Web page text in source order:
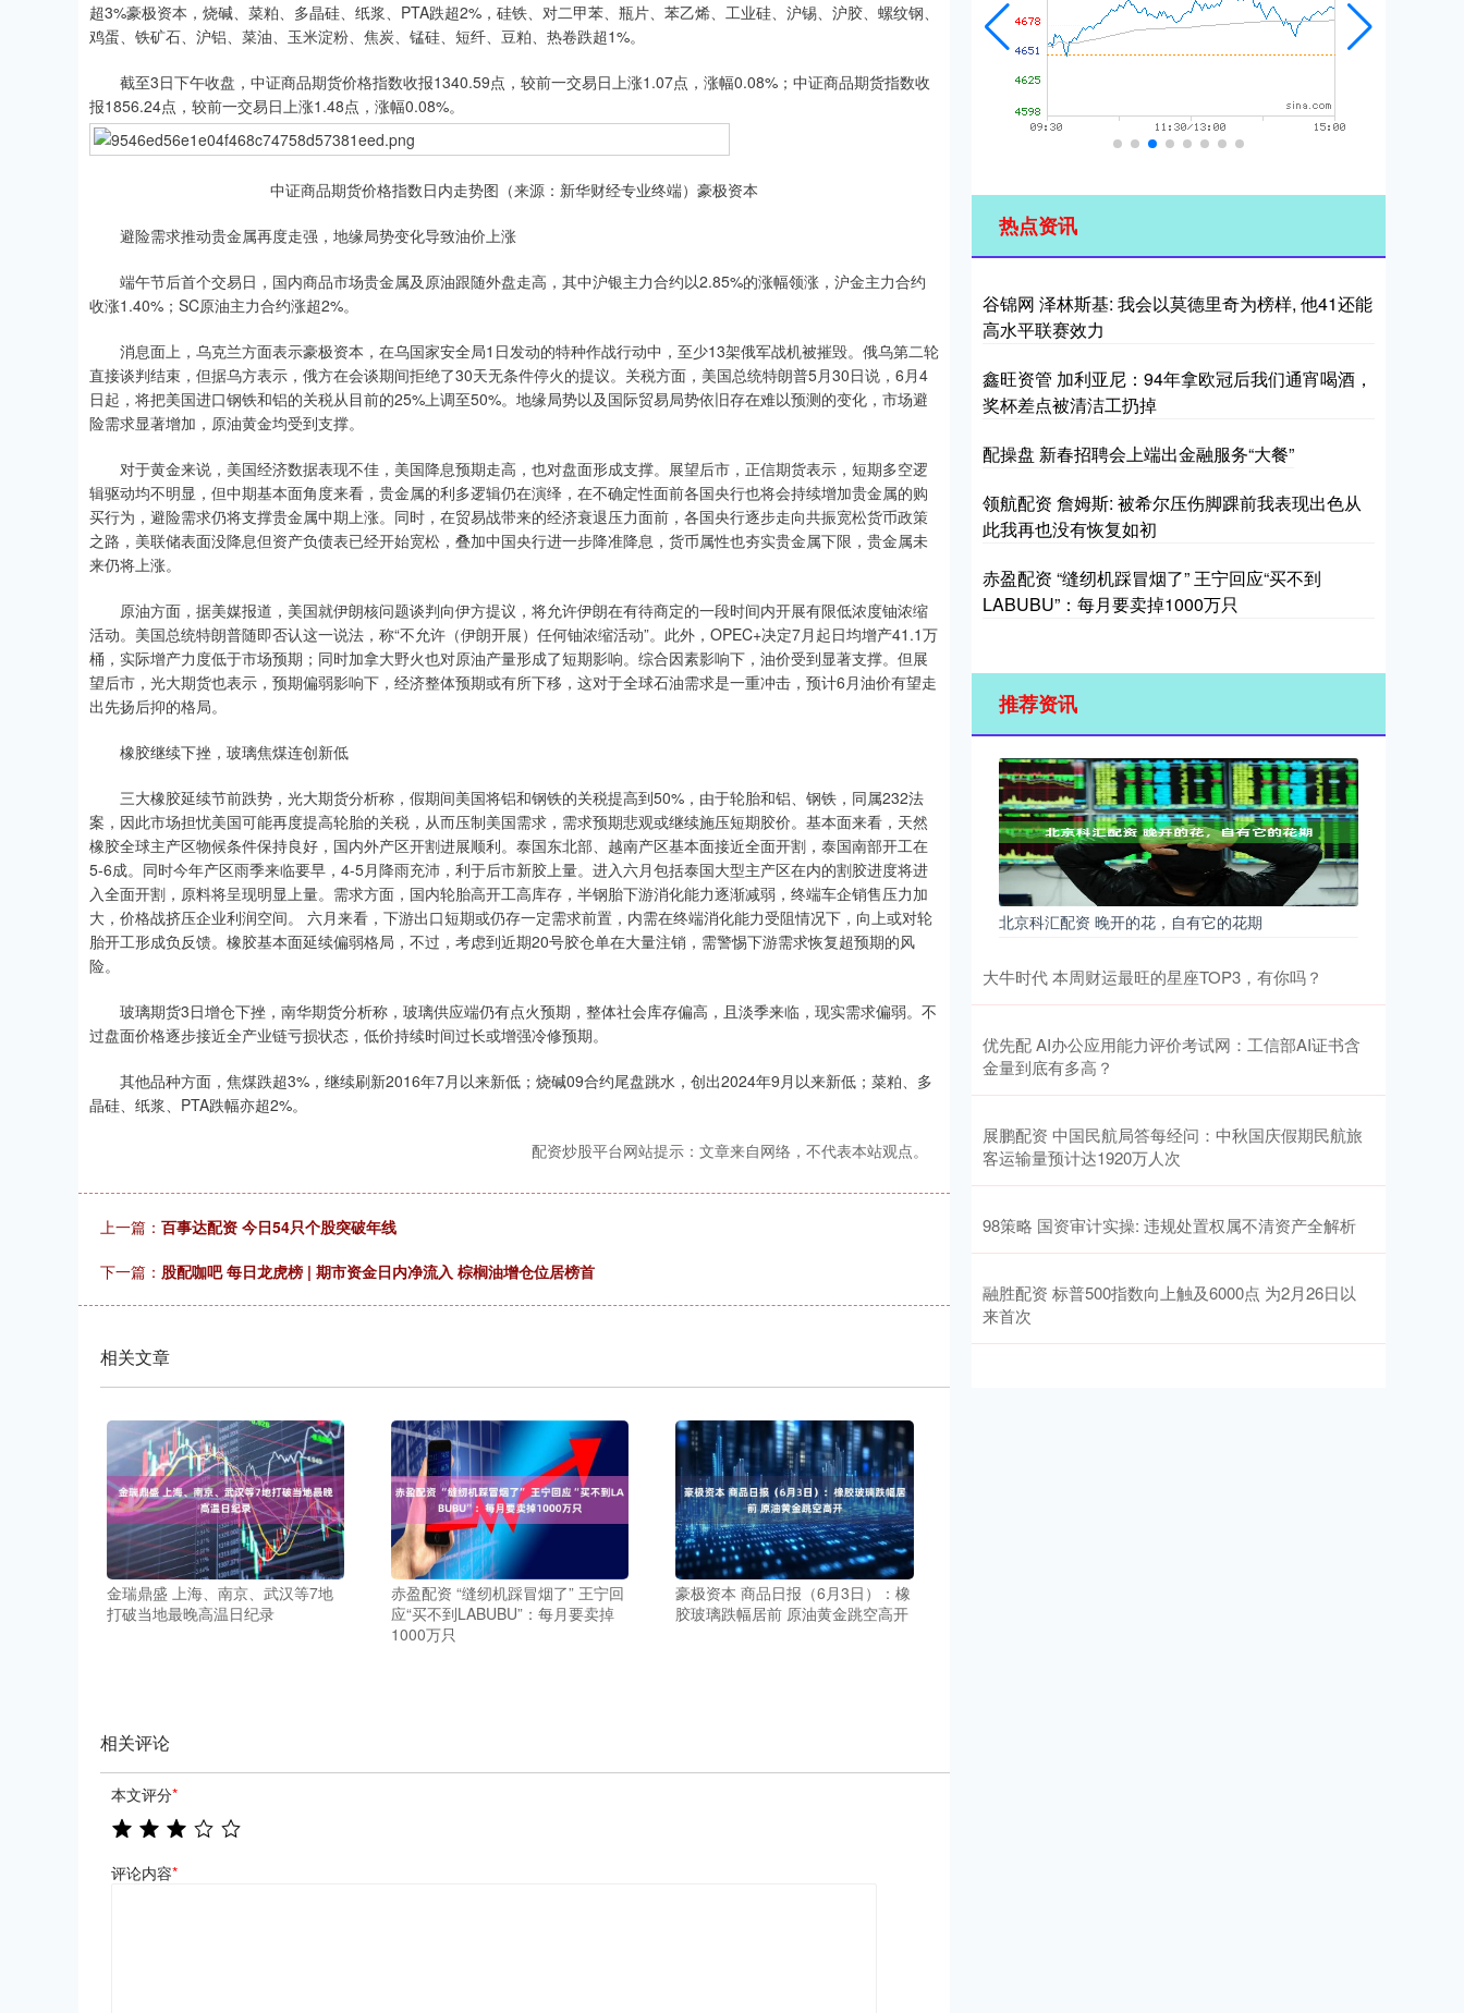
超3%豪极资本，烧碱、菜粕、多晶硅、纸浆、PTA跌超2%，硅铁、对二甲苯、瓶片、苯乙烯、工业硅、沪锡、沪胶、螺纹钢、
鸡蛋、铁矿石、沪铝、菜油、玉米淀粉、焦炭、锰硅、短纤、豆粕、热卷跌超1%。
截至3日下午收盘，中证商品期货价格指数收报1340.59点，较前一交易日上涨1.07点，涨幅0.08%；中证商品期货指数收
报1856.24点，较前一交易日上涨1.48点，涨幅0.08%。
中证商品期货价格指数日内走势图（来源：新华财经专业终端）豪极资本
避险需求推动贵金属再度走强，地缘局势变化导致油价上涨
端午节后首个交易日，国内商品市场贵金属及原油跟随外盘走高，其中沪银主力合约以2.85%的涨幅领涨，沪金主力合约
收涨1.40%；SC原油主力合约涨超2%。
消息面上，乌克兰方面表示豪极资本，在乌国家安全局1日发动的特种作战行动中，至少13架俄军战机被摧毁。俄乌第二轮
直接谈判结束，但据乌方表示，俄方在会谈期间拒绝了30天无条件停火的提议。关税方面，美国总统特朗普5月30日说，6月4
日起，将把美国进口钢铁和铝的关税从目前的25%上调至50%。地缘局势以及国际贸易局势依旧存在难以预测的变化，市场避
险需求显著增加，原油黄金均受到支撑。
对于黄金来说，美国经济数据表现不佳，美国降息预期走高，也对盘面形成支撑。展望后市，正信期货表示，短期多空逻
辑驱动均不明显，但中期基本面角度来看，贵金属的利多逻辑仍在演绎，在不确定性面前各国央行也将会持续增加贵金属的购
买行为，避险需求仍将支撑贵金属中期上涨。同时，在贸易战带来的经济衰退压力面前，各国央行逐步走向共振宽松货币政策
之路，美联储表面没降息但资产负债表已经开始宽松，叠加中国央行进一步降准降息，货币属性也夯实贵金属下限，贵金属未
来仍将上涨。
原油方面，据美媒报道，美国就伊朗核问题谈判向伊方提议，将允许伊朗在有待商定的一段时间内开展有限低浓度铀浓缩
活动。美国总统特朗普随即否认这一说法，称“不允许（伊朗开展）任何铀浓缩活动”。此外，OPEC+决定7月起日均增产41.1万
桶，实际增产力度低于市场预期；同时加拿大野火也对原油产量形成了短期影响。综合因素影响下，油价受到显著支撑。但展
望后市，光大期货也表示，预期偏弱影响下，经济整体预期或有所下移，这对于全球石油需求是一重冲击，预计6月油价有望走
出先扬后抑的格局。
橡胶继续下挫，玻璃焦煤连创新低
三大橡胶延续节前跌势，光大期货分析称，假期间美国将铝和钢铁的关税提高到50%，由于轮胎和铝、钢铁，同属232法
案，因此市场担忧美国可能再度提高轮胎的关税，从而压制美国需求，需求预期悲观或继续施压短期胶价。基本面来看，天然
橡胶全球主产区物候条件保持良好，国内外产区开割进展顺利。泰国东北部、越南产区基本面接近全面开割，泰国南部开工在
5-6成。同时今年产区雨季来临要早，4-5月降雨充沛，利于后市新胶上量。进入六月包括泰国大型主产区在内的割胶进度将进
入全面开割，原料将呈现明显上量。需求方面，国内轮胎高开工高库存，半钢胎下游消化能力逐渐减弱，终端车企销售压力加
大，价格战挤压企业利润空间。 六月来看，下游出口短期或仍存一定需求前置，内需在终端消化能力受阻情况下，向上或对轮
胎开工形成负反馈。橡胶基本面延续偏弱格局，不过，考虑到近期20号胶仓单在大量注销，需警惕下游需求恢复超预期的风
险。
玻璃期货3日增仓下挫，南华期货分析称，玻璃供应端仍有点火预期，整体社会库存偏高，且淡季来临，现实需求偏弱。不
过盘面价格逐步接近全产业链亏损状态，低价持续时间过长或增强冷修预期。
其他品种方面，焦煤跌超3%，继续刷新2016年7月以来新低；烧碱09合约尾盘跳水，创出2024年9月以来新低；菜粕、多
晶硅、纸浆、PTA跌幅亦超2%。
配资炒股平台网站提示：文章来自网络，不代表本站观点。
上一篇： 百事达配资 今日54只个股突破年线
下一篇： 股配咖吧 每日龙虎榜 | 期市资金日内净流入 棕榈油增仓位居榜首
相关文章
金瑞鼎盛 上海、南京、武汉等7地
打破当地最晚高温日纪录
赤盈配资 “缝纫机踩冒烟了” 王宁回
应“买不到LABUBU”：每月要卖掉
1000万只
豪极资本 商品日报（6月3日）：橡
胶玻璃跌幅居前 原油黄金跳空高开
相关评论
本文评分*
评论内容*
热点资讯
谷锦网 泽林斯基: 我会以莫德里奇为榜样, 他41还能
高水平联赛效力
鑫旺资管 加利亚尼：94年拿欧冠后我们通宵喝酒，
奖杯差点被清洁工扔掉
配操盘 新春招聘会上端出金融服务“大餐”
领航配资 詹姆斯: 被希尔压伤脚踝前我表现出色从
此我再也没有恢复如初
赤盈配资 “缝纫机踩冒烟了” 王宁回应“买不到
LABUBU”：每月要卖掉1000万只
推荐资讯
北京科汇配资 晚开的花，自有它的花期
大牛时代 本周财运最旺的星座TOP3，有你吗？
优先配 AI办公应用能力评价考试网：工信部AI证书含
金量到底有多高？
展鹏配资 中国民航局答每经问：中秋国庆假期民航旅
客运输量预计达1920万人次
98策略 国资审计实操: 违规处置权属不清资产全解析
融胜配资 标普500指数向上触及6000点 为2月26日以
来首次